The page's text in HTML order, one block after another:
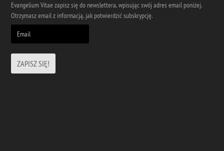
Evangelium Vitae zapisz się do newslettera, wpisując swój adres email poniżej.
Otrzymasz email z informacją, jak potwierdzić subskrypcję.